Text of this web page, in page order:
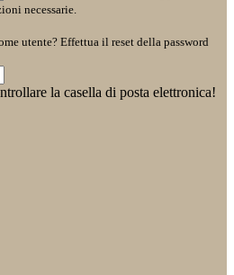
necessarie.
utente? Effettua il reset della password
la casella di posta elettronica!